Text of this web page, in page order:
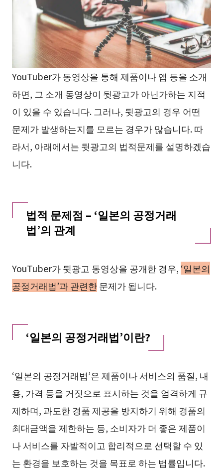
YouTuber가 동영상을 통해 제품이나 앱 등을 소개
하면, 그 소개 동영상이 뒷광고가 아닌가하는 지적
이 있을 수 있습니다. 그러나, 뒷광고의 경우 어떤
문제가 발생하는지를 모르는 경우가 많습니다. 따
라서, 아래에서는 뒷광고의 법적문제를 설명하겠습
니다.
법적 문제점 – ‘일본의 공정거래
법’의 관계
YouTuber가 뒷광고 동영상을 공개한 경우, ‘일본의
공정거래법’과 관련한문제가 됩니다.
‘일본의 공정거래법’이란?
‘일본의 공정거래법’은 제품이나 서비스의 품질, 내
용, 가격 등을 거짓으로 표시하는 것을 엄격하게 규
제하며, 과도한 경품 제공을 방지하기 위해 경품의
최대금액을 제한하는 등, 소비자가 더 좋은 제품이
나 서비스를 자발적이고 합리적으로 선택할 수 있
는 환경을 보호하는 것을 목표로 하는 법률입니다.